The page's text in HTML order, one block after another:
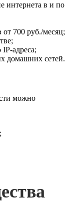
интернета в и по
700 руб./месяц;
адреса;
домашних сетей.
можно